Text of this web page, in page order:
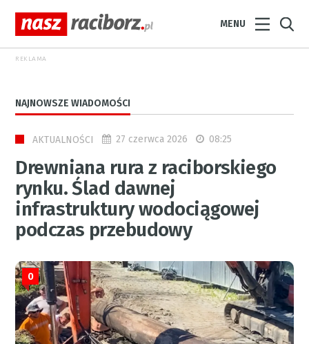
MENU
REKLAMA
NAJNOWSZE WIADOMOŚCI
AKTUALNOŚCI 27 czerwca 2026 08:25
Drewniana rura z raciborskiego
rynku. Ślad dawnej
infrastruktury wodociągowej
podczas przebudowy
0